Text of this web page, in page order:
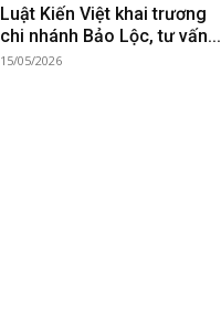
Luật Kiến Việt khai trương
chi nhánh Bảo Lộc, tư vấn...
15/05/2026